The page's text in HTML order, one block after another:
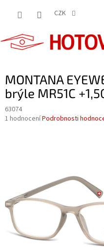
CZK
MONTANA
brýle MR51C
63074
Průměrné
1 hodnoceníPodrobnosti